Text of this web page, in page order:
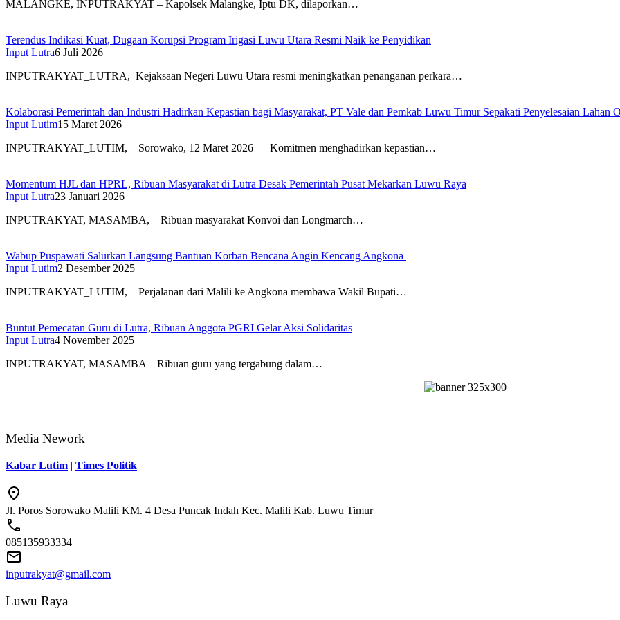
MALANGKE, INPUTRAKYAT – Kapolsek Malangke, Iptu DK, dilaporkan…
Terendus Indikasi Kuat, Dugaan Korupsi Program Irigasi Luwu Utara Resmi Naik ke Penyidikan
Input Lutra6 Juli 2026
INPUTRAKYAT_LUTRA,–Kejaksaan Negeri Luwu Utara resmi meningkatkan penanganan perkara…
Kolaborasi Pemerintah dan Industri Hadirkan Kepastian bagi Masyarakat, PT Vale dan Pemkab Luwu Timur Sepakati Penyelesaian Lahan
Input Lutim15 Maret 2026
INPUTRAKYAT_LUTIM,—Sorowako, 12 Maret 2026 — Komitmen menghadirkan kepastian…
Momentum HJL dan HPRL, Ribuan Masyarakat di Lutra Desak Pemerintah Pusat Mekarkan Luwu Raya
Input Lutra23 Januari 2026
INPUTRAKYAT, MASAMBA, – Ribuan masyarakat Konvoi dan Longmarch…
Wabup Puspawati Salurkan Langsung Bantuan Korban Bencana Angin Kencang Angkona ‎
Input Lutim2 Desember 2025
INPUTRAKYAT_LUTIM,—Perjalanan dari Malili ke Angkona membawa Wakil Bupati…
Buntut Pemecatan Guru di Lutra, Ribuan Anggota PGRI Gelar Aksi Solidaritas
Input Lutra4 November 2025
INPUTRAKYAT, MASAMBA – Ribuan guru yang tergabung dalam…
Media Nework
Kabar Lutim | Times Politik
Jl. Poros Sorowako Malili KM. 4 Desa Puncak Indah Kec. Malili Kab. Luwu Timur
085135933334
inputrakyat@gmail.com
Luwu Raya